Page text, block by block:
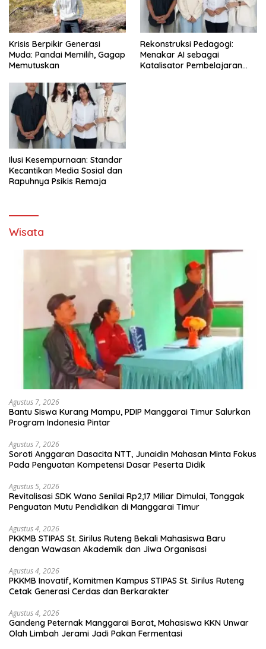
Krisis Berpikir Generasi
Muda: Pandai Memilih, Gagap
Memutuskan
Rekonstruksi Pedagogi:
Menakar AI sebagai
Katalisator Pembelajaran
Ilusi Kesempurnaan: Standar
Kecantikan Media Sosial dan
Rapuhnya Psikis Remaja
Wisata
Agustus 7, 2026
Bantu Siswa Kurang Mampu, PDIP Manggarai Timur Salurkan
Program Indonesia Pintar
Agustus 7, 2026
Soroti Anggaran Dasacita NTT, Junaidin Mahasan Minta Fokus
Pada Penguatan Kompetensi Dasar Peserta Didik
Agustus 5, 2026
Revitalisasi SDK Wano Senilai Rp2,17 Miliar Dimulai, Tonggak
Penguatan Mutu Pendidikan di Manggarai Timur
Agustus 4, 2026
PKKMB STIPAS St. Sirilus Ruteng Bekali Mahasiswa Baru
dengan Wawasan Akademik dan Jiwa Organisasi
Agustus 4, 2026
PKKMB Inovatif, Komitmen Kampus STIPAS St. Sirilus Ruteng
Cetak Generasi Cerdas dan Berkarakter
Agustus 4, 2026
Gandeng Peternak Manggarai Barat, Mahasiswa KKN Unwar
Olah Limbah Jerami Jadi Pakan Fermentasi